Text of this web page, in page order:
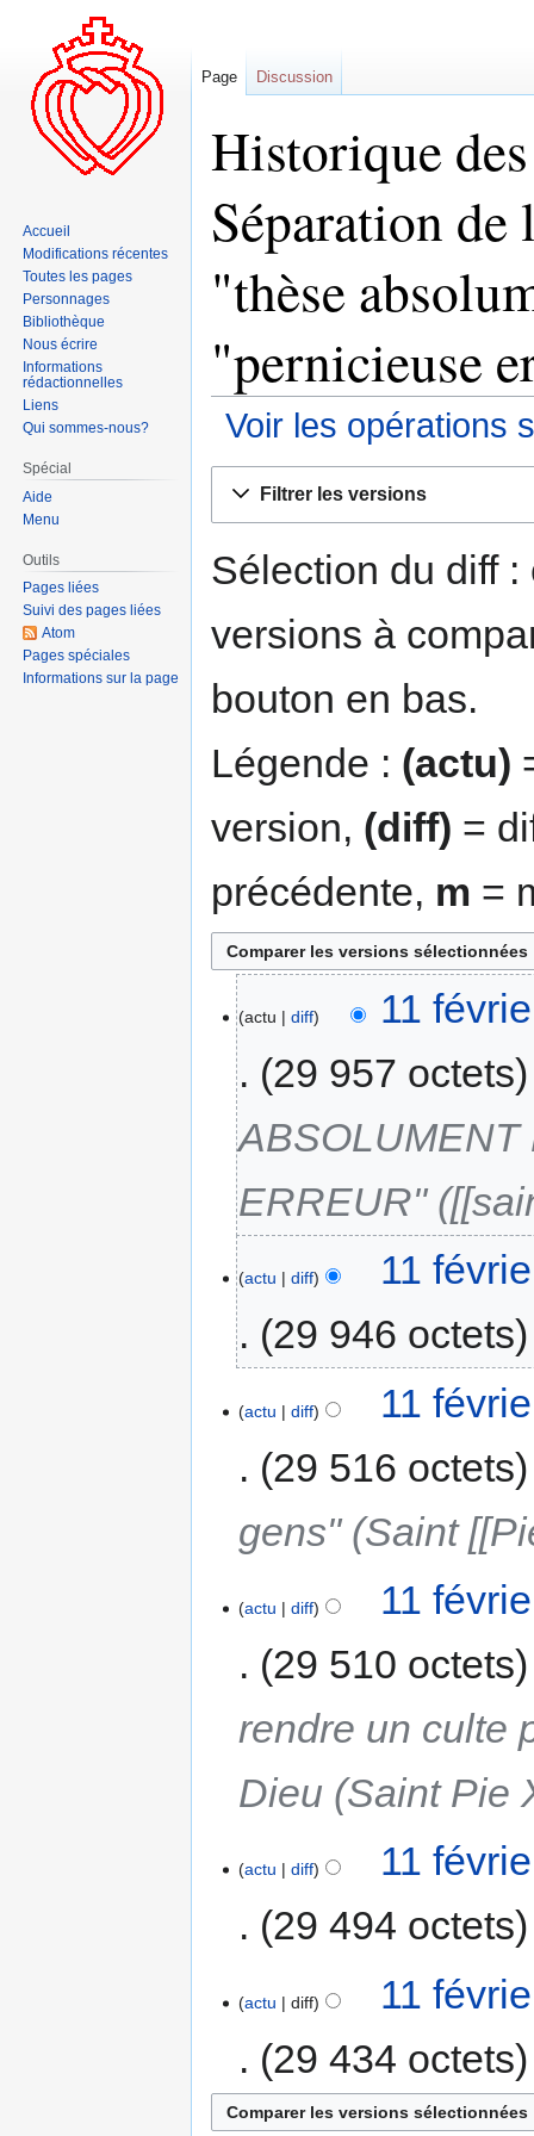
Historique
Séparation
"thèse
"pernicieuse
Voir les opérations
navigation
recherche
Filtrer les versions
Sélection du diff
versions à
bouton en bas.
Légende : (actu)
version, (diff) =
précédente, m =
actu diff
11
29 957 octets
ABSOLUMENT
ERREUR"
actu diff
11
29 946 octets
actu diff
11
29 516 octets
gens" (Saint
actu diff
11
29 510 octets
rendre un culte
Dieu (Saint Pie
actu diff
11
29 494 octets
actu diff
11
29 434 octets
Page Discussion
Accueil
Modifications récentes
Toutes les pages
Personnages
Bibliothèque
Nous écrire
Informations
rédactionnelles
Liens
Qui sommes-nous?
Spécial
Aide
Menu
Outils
Pages liées
Suivi des pages liées
Atom
Pages spéciales
Informations sur la page